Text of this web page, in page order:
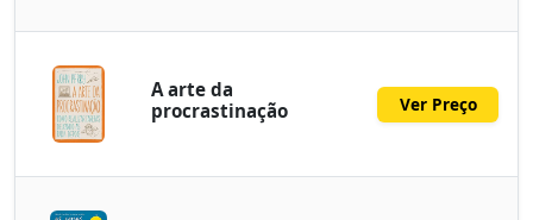
A arte da
procrastinação
Ver Preço